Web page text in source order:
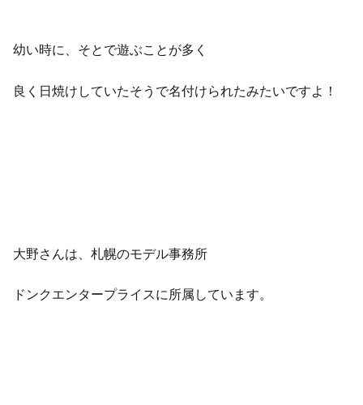
幼い時に、そとで遊ぶことが多く
良く日焼けしていたそうで名付けられたみたいですよ！
大野さんは、札幌のモデル事務所
ドンクエンタープライスに所属しています。